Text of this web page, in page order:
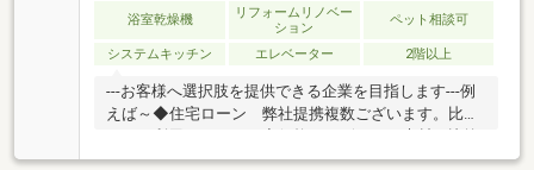
さい!◆車でまとめてご案内!自宅まで送迎も可!◆年中
無休!即日対応させていただきます!◆5000円QUOプレ
ゼントキャンペーン♪◆フジテレビ等でCM放映♪
浴室乾燥機
リフォームリノベー
ション
ペット相談可
システムキッチン エレベーター 2階以上
---お客様へ選択肢を提供できる企業を目指します---例
えば～◆住宅ローン 弊社提携複数ございます。比較
してご利用ください。◆価格・デザイン・素材を比較
して選べます。リフォーム会社を特徴ごとにご紹介い